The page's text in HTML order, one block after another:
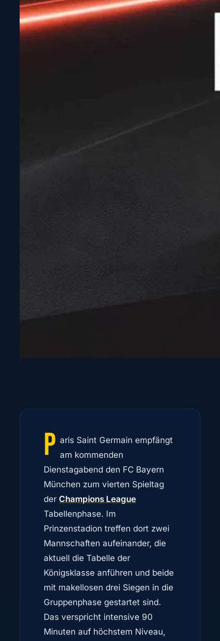
P aris Saint Germain empfängt
am kommenden
Dienstagabend den FC Bayern
München zum vierten Spieltag
der Champions League
Tabellenphase. Im
Prinzenstadion treffen dort zwei
Mannschaften aufeinander, die
aktuell die Tabelle der
Königsklasse anführen und beide
mit makellosen drei Siegen in die
Gruppenphase gestartet sind.
Das verspricht intensive 90
Minuten auf höchstem Niveau,